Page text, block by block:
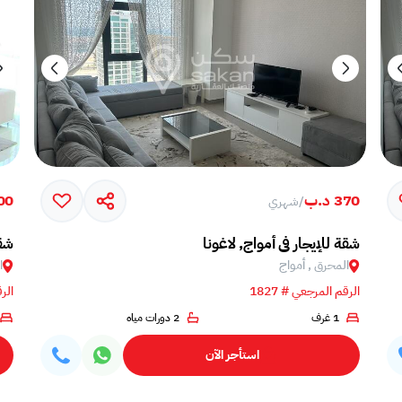
370 د.ب /شهري
شقة للإيجار في أمواج, لاغونا
المحرق , أمواج
الرقم المرجعي # 1827
1 غرف 2 دورات مياه
استأجر الآن